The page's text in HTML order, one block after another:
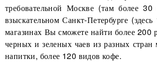
требовательной Москве (там более
взыскательном Санкт-Петербурге
магазинах Вы сможете найти более 200
черных и зеленых чаев из разных стран
напитки, более 120 видов кофе.